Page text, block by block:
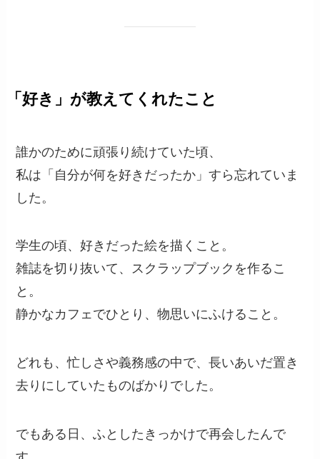
「好き」が教えてくれたこと
誰かのために頑張り続けていた頃、
私は「自分が何を好きだったか」すら忘れていま
した。
学生の頃、好きだった絵を描くこと。
雑誌を切り抜いて、スクラップブックを作るこ
と。
静かなカフェでひとり、物思いにふけること。
どれも、忙しさや義務感の中で、長いあいだ置き
去りにしていたものばかりでした。
でもある日、ふとしたきっかけで再会したんで